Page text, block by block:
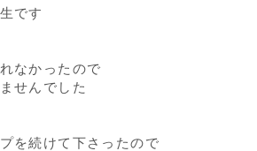
です
なかったので
せんでした
を続けて下さったので